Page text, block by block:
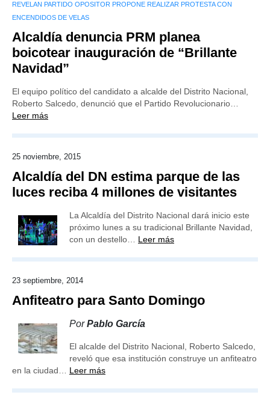
REVELAN PARTIDO OPOSITOR PROPONE REALIZAR PROTESTA CON
ENCENDIDOS DE VELAS
Alcaldía denuncia PRM planea
boicotear inauguración de “Brillante
Navidad”
El equipo político del candidato a alcalde del Distrito Nacional,
Roberto Salcedo, denunció que el Partido Revolucionario…
Leer más
25 noviembre, 2015
Alcaldía del DN estima parque de las
luces reciba 4 millones de visitantes
La Alcaldía del Distrito Nacional dará inicio este
próximo lunes a su tradicional Brillante Navidad,
con un destello… Leer más
23 septiembre, 2014
Anfiteatro para Santo Domingo
PorPablo García
El alcalde del Distrito Nacional, Roberto Salcedo,
reveló que esa institución construye un anfiteatro
en la ciudad… Leer más